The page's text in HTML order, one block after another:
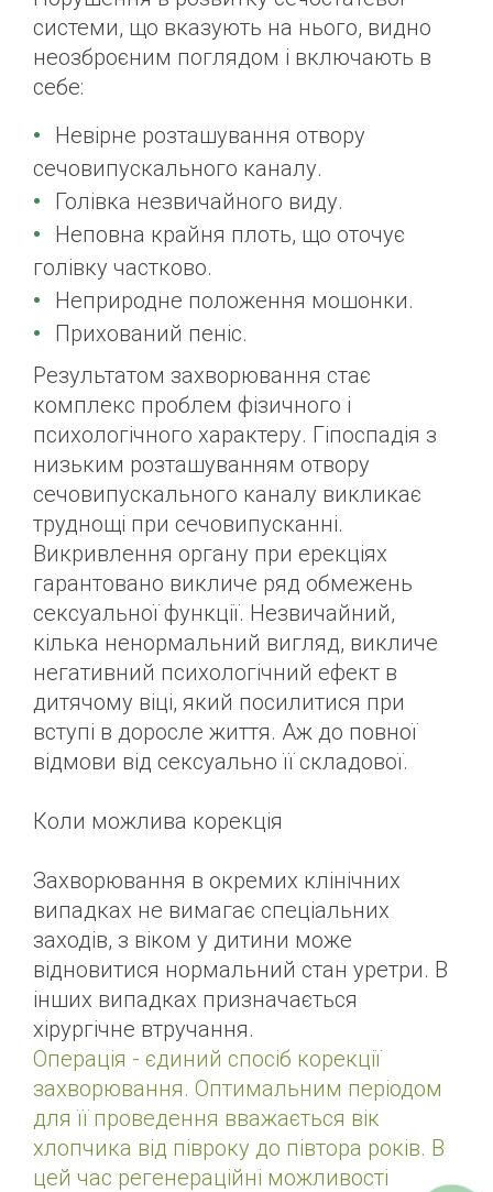
системи, що вказують на нього, видно
неозброєним поглядом і включають в
себе:
Невірне розташування отвору
сечовипускального каналу.
Голівка незвичайного виду.
Неповна крайня плоть, що оточує
голівку частково.
Неприродне положення мошонки.
Прихований пеніс.
Результатом захворювання стає
комплекс проблем фізичного і
психологічного характеру. Гіпоспадія з
низьким розташуванням отвору
сечовипускального каналу викликає
труднощі при сечовипусканні.
Викривлення органу при ерекціях
гарантовано викличе ряд обмежень
сексуальної функції. Незвичайний,
кілька ненормальний вигляд, викличе
негативний психологічний ефект в
дитячому віці, який посилитися при
вступі в доросле життя. Аж до повної
відмови від сексуально її складової.
Коли можлива корекція
Захворювання в окремих клінічних
випадках не вимагає спеціальних
заходів, з віком у дитини може
відновитися нормальний стан уретри. В
інших випадках призначається
хірургічне втручання.
Операція - єдиний спосіб корекції
захворювання. Оптимальним періодом
для її проведення вважається вік
хлопчика від півроку до півтора років. В
цей час регенераційні можливості